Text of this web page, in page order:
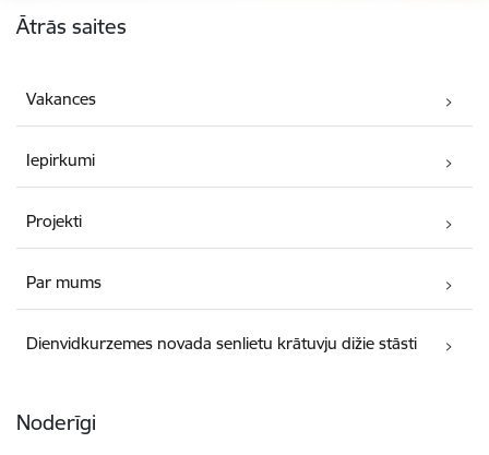
Ātrās saites
Vakances
Iepirkumi
Projekti
Par mums
Dienvidkurzemes novada senlietu krātuvju dižie stāsti
Noderīgi